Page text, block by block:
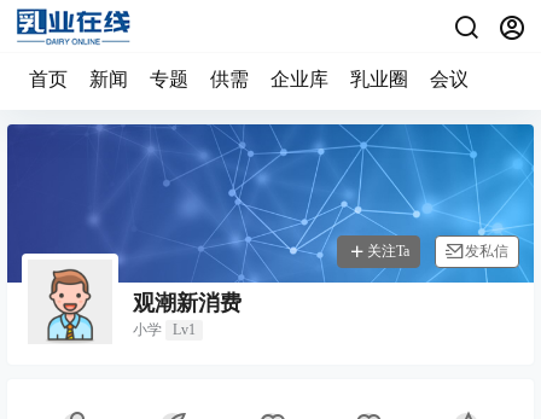
首页 新闻 专题 供需 企业库 乳业圈 会议
观潮新消费
小学 Lv1
关注Ta 发私信